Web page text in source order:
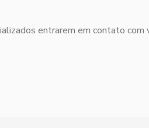
entrarem em contato com